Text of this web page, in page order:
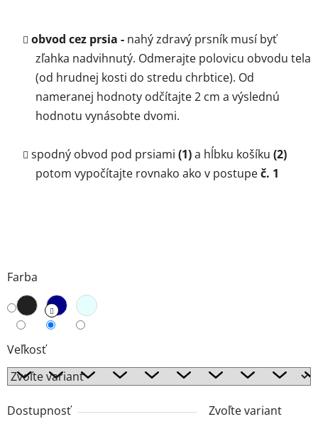
obvod cez prsia - nahý zdravý prsník musí byť
zľahka nadvihnutý. Odmerajte polovicu obvodu tela
(od hrudnej kosti do stredu chrbtice). Od
nameranej hodnoty odčítajte 2 cm a výslednú
hodnotu vynásobte dvomi.
spodný obvod pod prsiami (1)a hĺbku košíku (2)
potom vypočítajte rovnako ako v postupeč. 1
Farba
Veľkosť
Dostupnosť
Zvoľte variant